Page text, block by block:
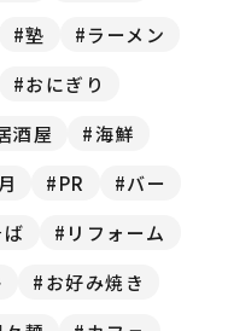
塾
ラーメン
おにぎり
酒屋
海鮮
PR
バー
リフォーム
お好み焼き